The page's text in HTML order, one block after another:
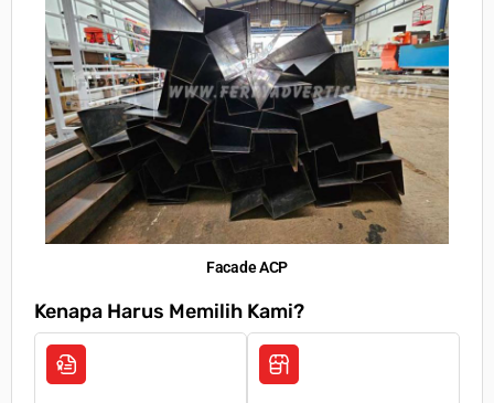
Table of Contents
Jasa Pembuatan Neon Box Banjarnegara –
Desain Modern, Harga Terjangkau
Keunggulan Neon Box untuk Promosi
Banjarnegara sebagai pusat bisnis memiliki
persaingan yang sangat ketat. Tanpa signage
yang menonjol, bisnis Anda bisa tenggelam di
antara kompetitor. Neon box hadir sebagai solusi
Facade ACP
Kenapa Harus Memilih Kami?